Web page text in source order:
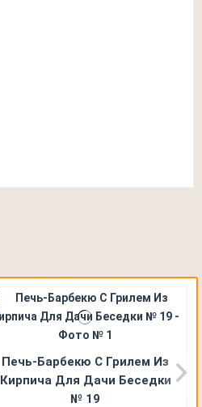
Печь-Барбекю С Грилем Из
Кирпича Для Дачи Беседки
№ 19